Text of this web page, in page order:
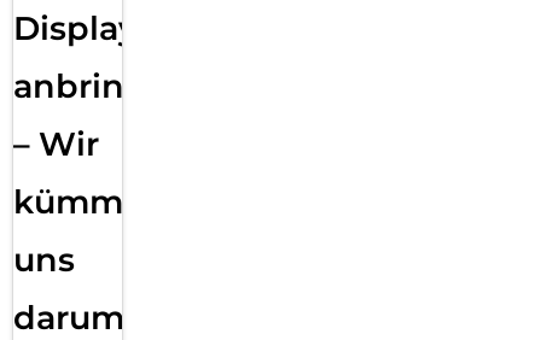
Displayfolie
anbringen
– Wir
kümmern
uns
darum!